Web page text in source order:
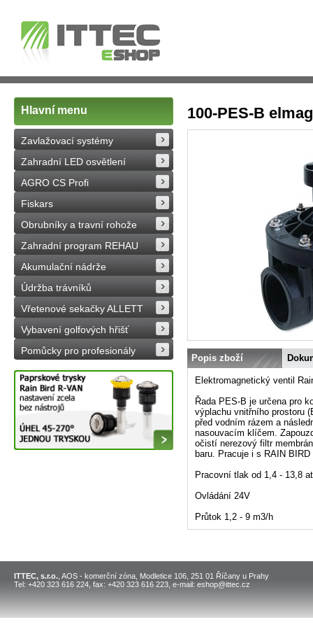
Hlavní menu
Zavlažovací systémy
Zahradní LED osvětlení
AGRO CS Profi
Fiskars
Obrubníky a travní rohože
Zahradní program REHAU
Akumulační nádrže
Údržba trávníků
Vřetenové sekačky ALLETT
Vybavení golfových hřišť
Pomůcky pro profesionály
100-PES-B
Popis zboží
Elektromagnetický ventil
Řada PES-B je určena pro
výplachu vnitřního prostoru
před vodním rázem a
nasouvacím klíčem.
očistí nerezový filtr
baru. Pracuje i s RAIN
Pracovní tlak od 1,4 - 13,8
Ovládání 24V
Průtok 1,2 - 9 m3/h
ITTEC, s.r.o. , AOS - komerční zóna, Modletice 106, 251 01 Říčany u Prahy
Tel: +420 323 616 224, fax: +420 323 616 223, e-mail: eshop@ittec.cz